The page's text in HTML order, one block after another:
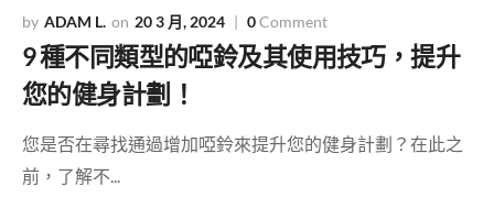
ADAM L. 20 3 月, 2024 0Comment
9 種不同類型的啞鈴及其使用技巧，提升
您的健身計劃！
您是否在尋找通過增加啞鈴來提升您的健身計劃？在此之
前，了解不...